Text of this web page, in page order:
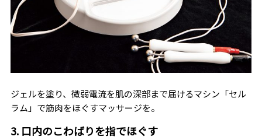
ジェルを塗り、微弱電流を肌の深部まで届けるマシン「セル
ラム」で筋肉をほぐすマッサージを。
3. 口内のこわばりを指でほぐす